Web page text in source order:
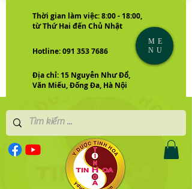
Thời gian làm việc: 8:00 - 18:00,
từ Thứ Hai đến Chủ Nhật
Hotline: 091 353 7686
Địa chỉ: 15 Nguyễn Như Đổ,
Văn Miếu, Đống Đa, Hà Nội
ME
NU